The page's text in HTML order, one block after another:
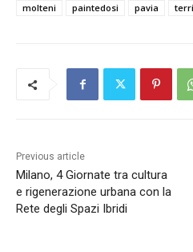
molteni
paintedosi pavia
Previous article
Milano, 4 Giornate tra cultura
e rigenerazione urbana con la
Rete degli Spazi Ibridi